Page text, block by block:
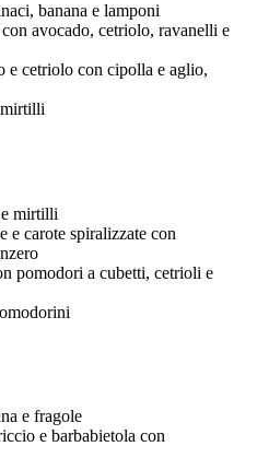
banana e lamponi
avocado, cetriolo, ravanelli e
e cetriolo con cipolla e aglio,
mirtilli
e carote spiralizzate con
pomodori a cubetti, cetrioli e
e fragole
e barbabietola con